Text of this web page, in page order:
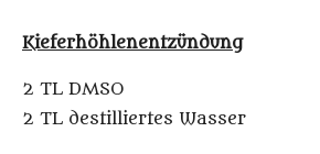
Kieferhöhlenentzündung
2 TL DMSO
2 TL destilliertes Wasser